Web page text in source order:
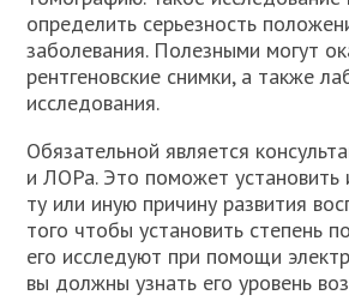
определить серьезность
заболевания. Полезными могут
рентгеновские снимки, а также
исследования.
Обязательной является
и ЛОРа. Это поможет установить
ту или иную причину развития
того чтобы установить степень
его исследуют при помощи
вы должны узнать его уровень